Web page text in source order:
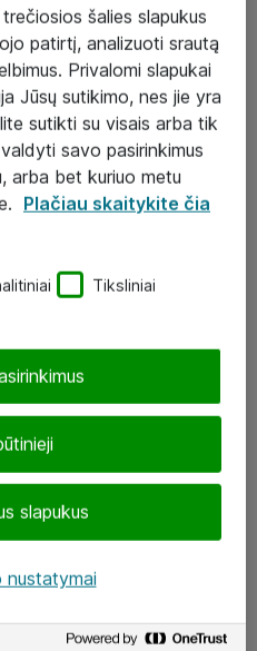
šalies slapukus
patirtį, analizuoti srautą
Privalomi slapukai
Jūsų sutikimo, nes jie yra
sutikti su visais arba tik
savo pasirinkimus
arba bet kuriuo metu
Plačiau skaitykite čia
Tiksliniai
slapukus
nustatymai